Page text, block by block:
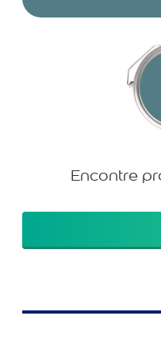
Encontre